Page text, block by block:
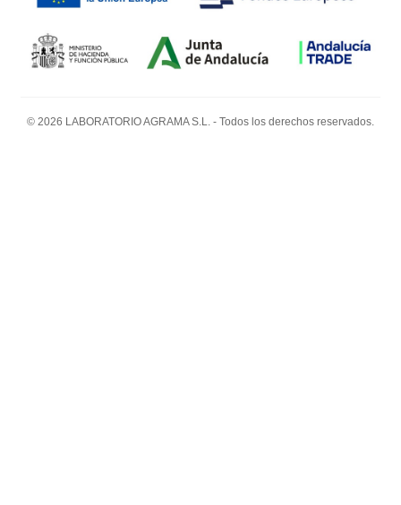
© 2026 LABORATORIO AGRAMA S.L. - Todos los derechos reservados.